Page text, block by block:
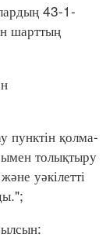
43-1-
шарттың
қолма-
толықтыру
уәкілетті